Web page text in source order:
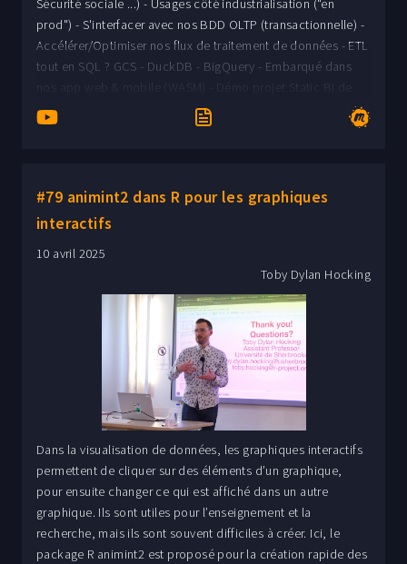
Sécurité sociale ...) - Usages côté industrialisation ("en
prod") - S'interfacer avec nos BDD OLTP (transactionnelle) -
Accélérer/Optimiser nos flux de traitement de données - ETL
tout en SQL ? GCS - DuckDB - BigQuery - Embarqué dans
nos app web & mobile (WASM) - Démo projet Static BI de
Paul Marcombes
#79 animint2 dans R pour les graphiques
interactifs
10 avril 2025
Toby Dylan Hocking
Dans la visualisation de données, les graphiques interactifs
permettent de cliquer sur des éléments d’un graphique,
pour ensuite changer ce qui est affiché dans un autre
graphique. Ils sont utiles pour l’enseignement et la
recherche, mais ils sont souvent difficiles à créer. Ici, le
package R animint2 est proposé pour la création rapide des